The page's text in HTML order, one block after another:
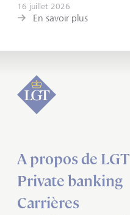
16 juillet 2026
En savoir plus
A propos de LGT
Private banking
Carrières